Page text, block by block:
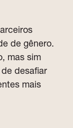
de gênero.
mas sim
desafiar
mais